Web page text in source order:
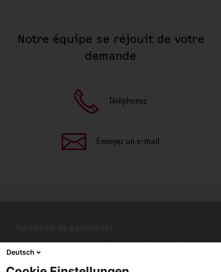
Notre équipe se réjouit de votre
demande
Téléphonez
Envoyez un e-mail
Vous recherchez un partenaire près de chez vous? Pas de problème
avec STIEBEL ELTRON.
Deutsch